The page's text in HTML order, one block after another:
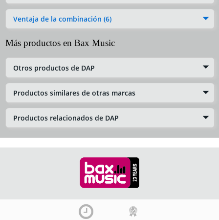
Ventaja de la combinación (6)
Más productos en Bax Music
Otros productos de DAP
Productos similares de otras marcas
Productos relacionados de DAP